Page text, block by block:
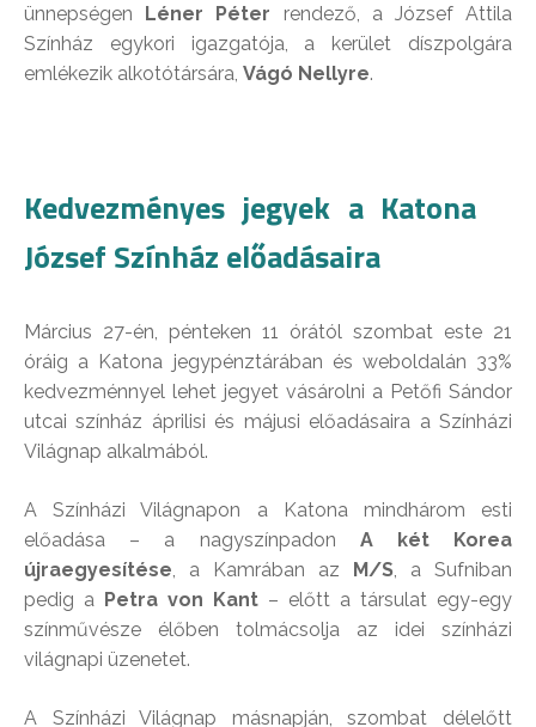
ünnepségen
Léner Péter rendező, a József Attila
Színház egykori igazgatója, a kerület díszpolgára
emlékezik alkotótársára, Vágó Nellyre.
Kedvezményes jegyek a Katona
József Színház előadásaira
Március 27-én, pénteken 11 órától szombat este 21
óráig a Katona jegypénztárában és weboldalán 33%
kedvezménnyel lehet jegyet vásárolni a Petőfi Sándor
utcai színház áprilisi és májusi előadásaira a Színházi
Világnap alkalmából.
A Színházi Világnapon a Katona mindhárom esti
előadása – a nagyszínpadon A két Korea
újraegyesítése, a Kamrában az M/S, a Sufniban
pedig a Petra von Kant – előtt a társulat egy-egy
színművésze élőben tolmácsolja az idei színházi
világnapi üzenetet.
A Színházi Világnap másnapján, szombat délelőtt